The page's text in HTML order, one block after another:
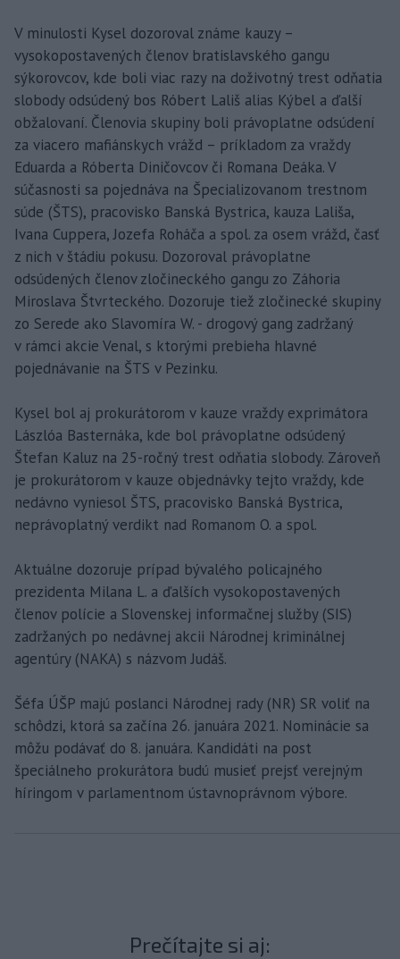
V minulosti Kysel dozoroval známe kauzy –
vysokopostavených členov bratislavského gangu
sýkorovcov, kde boli viac razy na doživotný trest odňatia
slobody odsúdený bos Róbert Lališ alias Kýbel a ďalší
obžalovaní. Členovia skupiny boli právoplatne odsúdení
za viacero mafiánskych vrážd – príkladom za vraždy
Eduarda a Róberta Diničovcov či Romana Deáka. V
súčasnosti sa pojednáva na Špecializovanom trestnom
súde (ŠTS), pracovisko Banská Bystrica, kauza Lališa,
Ivana Cuppera, Jozefa Roháča a spol. za osem vrážd, časť
z nich v štádiu pokusu. Dozoroval právoplatne
odsúdených členov zločineckého gangu zo Záhoria
Miroslava Štvrteckého. Dozoruje tiež zločinecké skupiny
zo Serede ako Slavomíra W. - drogový gang zadržaný
v rámci akcie Venal, s ktorými prebieha hlavné
pojednávanie na ŠTS v Pezinku.
Kysel bol aj prokurátorom v kauze vraždy exprimátora
Lászlóa Basternáka, kde bol právoplatne odsúdený
Štefan Kaluz na 25-ročný trest odňatia slobody. Zároveň
je prokurátorom v kauze objednávky tejto vraždy, kde
nedávno vyniesol ŠTS, pracovisko Banská Bystrica,
neprávoplatný verdikt nad Romanom O. a spol.
Aktuálne dozoruje prípad bývalého policajného
prezidenta Milana L. a ďalších vysokopostavených
členov polície a Slovenskej informačnej služby (SIS)
zadržaných po nedávnej akcii Národnej kriminálnej
agentúry (NAKA) s názvom Judáš.
Šéfa ÚŠP majú poslanci Národnej rady (NR) SR voliť na
schôdzi, ktorá sa začína 26. januára 2021. Nominácie sa
môžu podávať do 8. januára. Kandidáti na post
špeciálneho prokurátora budú musieť prejsť verejným
híringom v parlamentnom ústavnoprávnom výbore.
Prečítajte si aj: